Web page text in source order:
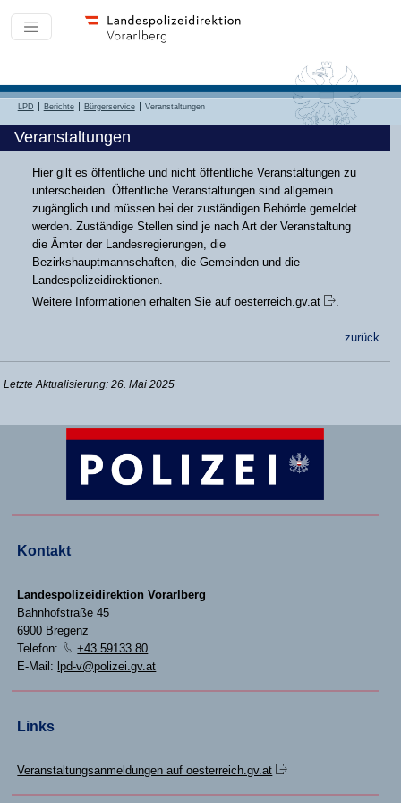
LPD Berichte Bürgerservice Veranstaltungen
Veranstaltungen
Hier gilt es öffentliche und nicht öffentliche Veranstaltungen zu
unterscheiden. Öffentliche Veranstaltungen sind allgemein
zugänglich und müssen bei der zuständigen Behörde gemeldet
werden. Zuständige Stellen sind je nach Art der Veranstaltung
die Ämter der Landesregierungen, die
Bezirkshauptmannschaften, die Gemeinden und die
Landespolizeidirektionen.
Weitere Informationen erhalten Sie auf oesterreich.gv.at .
zurück
Letzte Aktualisierung: 26. Mai 2025
Kontakt
Landespolizeidirektion Vorarlberg
Bahnhofstraße 45
6900 Bregenz
Telefon:
+43 59133 80
E-Mail: lpd-v@polizei.gv.at
Links
Veranstaltungsanmeldungen auf oesterreich.gv.at